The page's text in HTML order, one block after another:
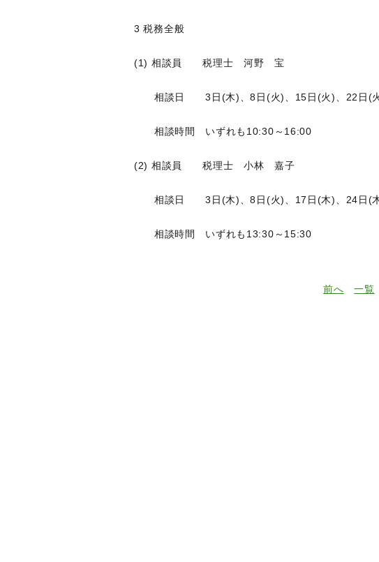
3 税務全般
(1) 相談員 税理士 河野 宝
相談日 3日(木)、8日(火)、15日(火)、22日(
相談時間 いずれも10:30～16:00
(2) 相談員 税理士 小林 嘉子
相談日 3日(木)、8日(火)、17日(木)、24日(
相談時間 いずれも13:30～15:30
前へ 一覧